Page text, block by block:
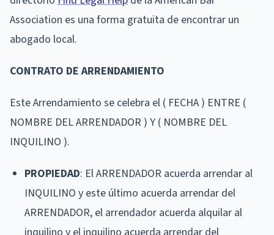
Association es una forma gratuita de encontrar un
abogado local.
CONTRATO DE ARRENDAMIENTO
Este Arrendamiento se celebra el ( FECHA ) ENTRE (
NOMBRE DEL ARRENDADOR ) Y ( NOMBRE DEL
INQUILINO ).
PROPIEDAD: El ARRENDADOR acuerda arrendar al
INQUILINO y este último acuerda arrendar del
ARRENDADOR, el arrendador acuerda alquilar al